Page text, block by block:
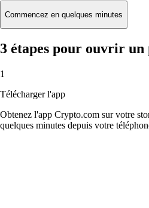
Commencez en quelques minutes
3 étapes pour ouvrir
1
Télécharger l'app
Obtenez l'app Crypto.com sur votre
quelques minutes depuis votre